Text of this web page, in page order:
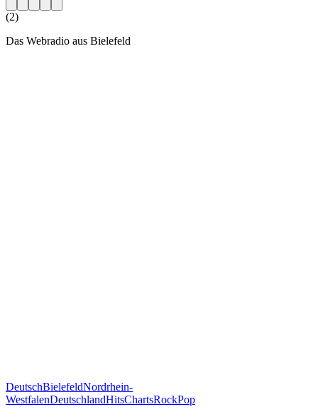
(2)
Das Webradio aus Bielefeld
DeutschBielefeldNordrhein-
WestfalenDeutschlandHitsChartsRockPop